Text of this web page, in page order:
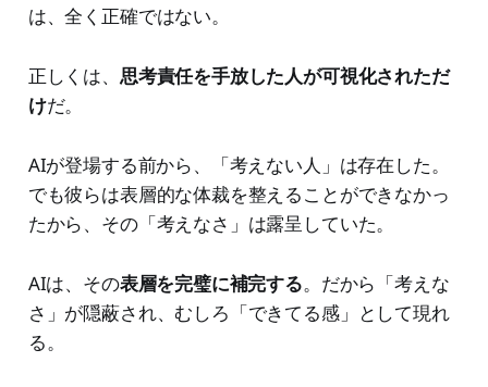
は、全く正確ではない。
正しくは、 思考責任を手放した人が可視化されただ
けだ。
AIが登場する前から、「考えない人」は存在した。
でも彼らは表層的な体裁を整えることができなかっ
たから、その「考えなさ」は露呈していた。
AIは、その表層を完璧に補完する。だから「考えな
さ」が隠蔽され、むしろ「できてる感」として現れ
る。